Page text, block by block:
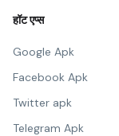
हॉट एप्स
Google Apk
Facebook Apk
Twitter apk
Telegram Apk